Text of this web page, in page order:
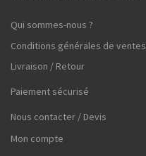
Qui sommes-nous ?
Conditions générales de ventes
Livraison / Retour
Paiement sécurisé
Nous contacter / Devis
Mon compte